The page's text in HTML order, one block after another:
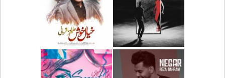
دانلود آلبوم جدید سیروان
خسروی بنام مونولوگ
دانلود آهنگ جدید علیرضا
قربانی بنام خیال خوش